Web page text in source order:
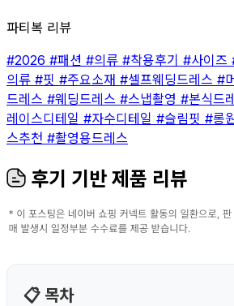
파티복 리뷰
#2026 #패션 #의류 #착용후기 #사이즈
의류 #핏 #주요소재 #셀프웨딩드레스 #
드레스 #웨딩드레스 #스냅촬영 #본식드
레이스디테일 #자수디테일 #슬림핏 #롱
스추천 #촬영용드레스
후기 기반 제품 리뷰
📋 목차